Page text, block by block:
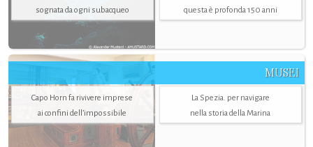
sognata da ogni subacqueo
questa è profonda 150 anni
MUSEI
Capo Horn fa rivivere imprese
ai confini dell’impossibile
La Spezia. per navigare
nella storia della Marina